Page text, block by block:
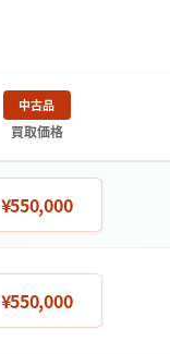
中古品
買取価格
¥550,000
¥550,000